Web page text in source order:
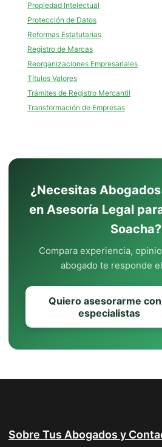
Propiedad Intelectual
Protección de Datos
Reformas Estatutarias
Registro de Marcas
Reorganizaciones Empresariales
Títulos Valores
Trámites de Registro Mercantil
Transformación de Empresas
¿Necesitas
en Asesoría Legal
Soacha?
Compara experiencia,
abogado te responde
Quiero asesorarme
especialistas
Sobre Tus Abogados y